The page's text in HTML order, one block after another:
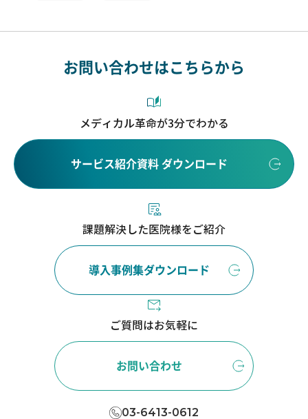
お問い合わせはこちらから
メディカル革命が3分でわかる
サービス紹介資料 ダウンロード
課題解決した医院様をご紹介
導入事例集ダウンロード
ご質問はお気軽に
お問い合わせ
03-6413-0612